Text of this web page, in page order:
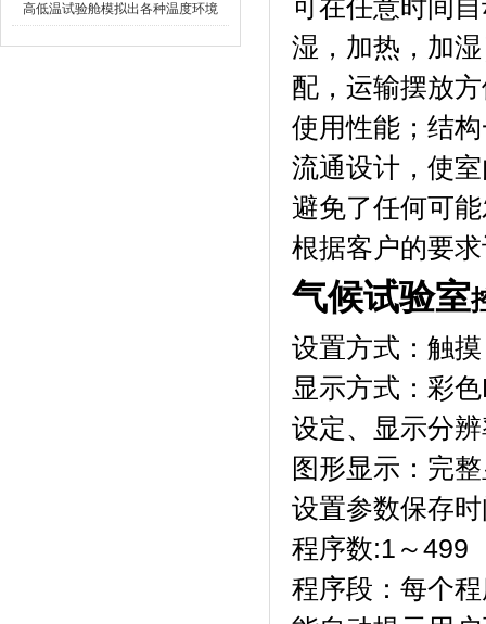
高低温试验舱模拟出各种温度环境
可在任意时间自动
湿，加热
配，运输摆
使用性能；结
流通设计，
避免了任何可能
根据客户的要求订
气候试验室
设置方式：触摸
显示方式：彩
设定、显示分
图形显示：完
设置参数保存时
程序数:1～499（
程序段：每个